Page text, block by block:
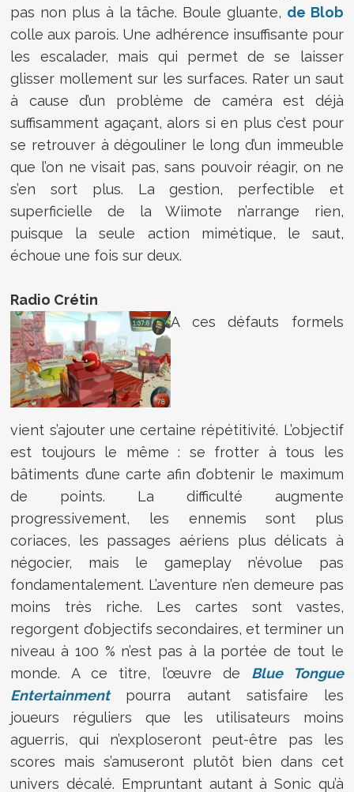
pas non plus à la tâche. Boule gluante, de Blob
colle aux parois. Une adhérence insuffisante pour
les escalader, mais qui permet de se laisser
glisser mollement sur les surfaces. Rater un saut
à cause d’un problème de caméra est déjà
suffisamment agaçant, alors si en plus c’est pour
se retrouver à dégouliner le long d’un immeuble
que l’on ne visait pas, sans pouvoir réagir, on ne
s’en sort plus. La gestion, perfectible et
superficielle de la Wiimote n’arrange rien,
puisque la seule action mimétique, le saut,
échoue une fois sur deux.
Radio Crétin
A ces défauts formels
vient s’ajouter une certaine répétitivité. L’objectif
est toujours le même : se frotter à tous les
bâtiments d’une carte afin d’obtenir le maximum
de points. La difficulté augmente
progressivement, les ennemis sont plus
coriaces, les passages aériens plus délicats à
négocier, mais le gameplay n’évolue pas
fondamentalement. L’aventure n’en demeure pas
moins très riche. Les cartes sont vastes,
regorgent d’objectifs secondaires, et terminer un
niveau à 100 % n’est pas à la portée de tout le
monde. A ce titre, l’œuvre de Blue Tongue
Entertainmentpourra autant satisfaire les
joueurs réguliers que les utilisateurs moins
aguerris, qui n’exploseront peut-être pas les
scores mais s’amuseront plutôt bien dans cet
univers décalé. Empruntant autant à Sonic qu’à